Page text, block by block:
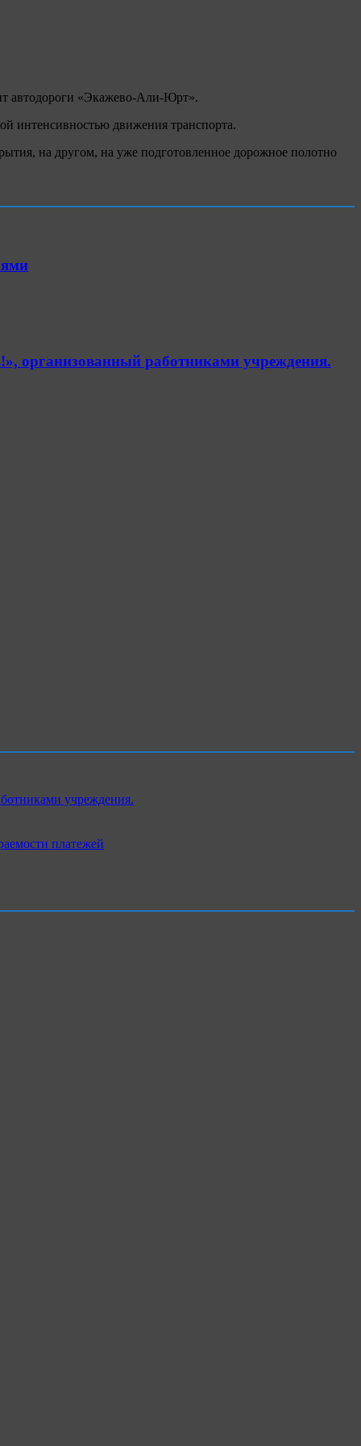
автодороги «Экажево-Али-Юрт».
интенсивностью движения транспорта.
на другом, на уже подготовленное дорожное полотно
организованный работниками учреждения.
учреждения.
платежей